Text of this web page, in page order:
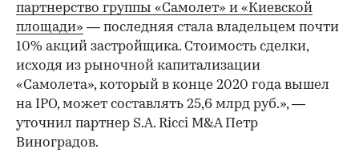
партнерство группы «Самолет» и «Киевской
площади» — последняя стала владельцем почти
10% акций застройщика. Стоимость сделки,
исходя из рыночной капитализации
«Самолета», который в конце 2020 года вышел
на IPO, может составлять 25,6 млрд руб.», —
уточнил партнер S.A. Ricci M&A Петр
Виноградов.